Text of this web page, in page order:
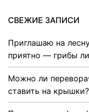
СВЕЖИЕ ЗАПИСИ
Приглашаю на
приятно — грибы
Можно ли
ставить на крышки?